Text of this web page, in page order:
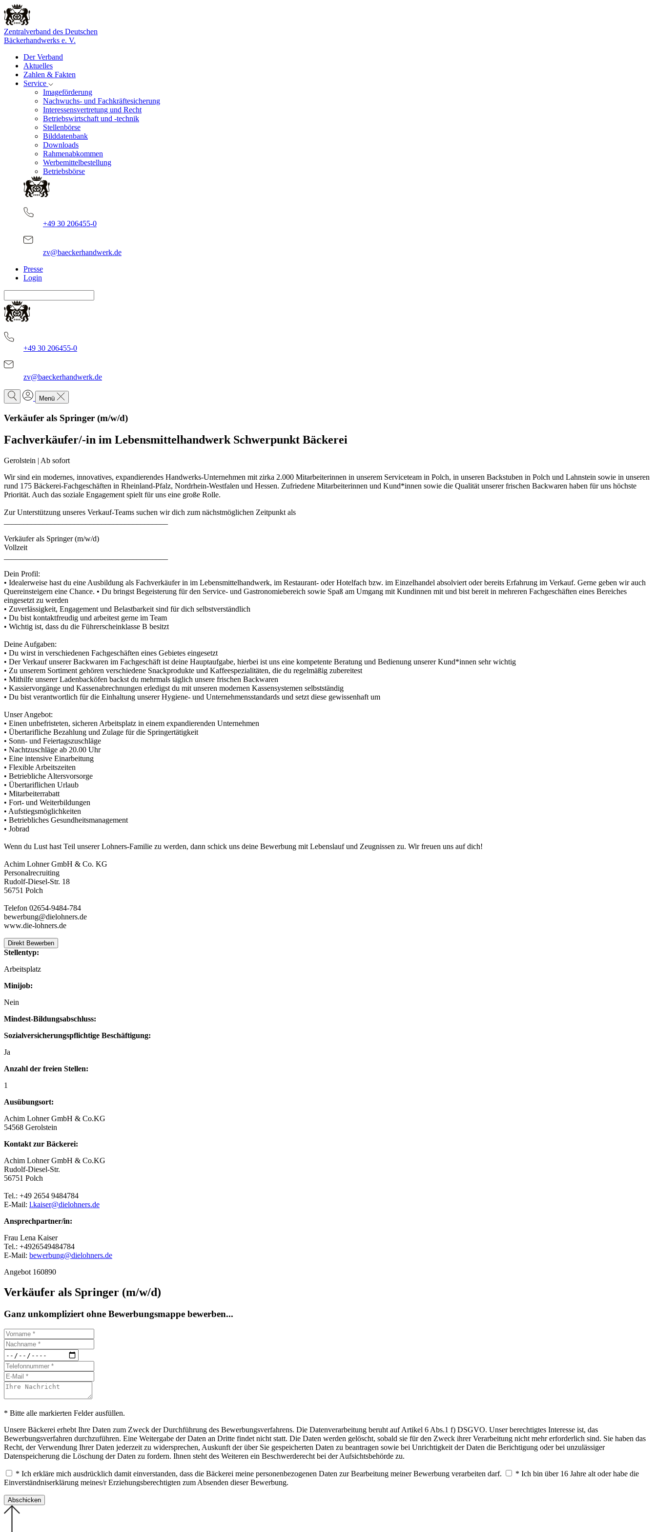
Zentralverband des Deutschen
Bäckerhandwerks e. V.
Der Verband
Aktuelles
Zahlen & Fakten
Service
Imageförderung
Nachwuchs- und Fachkräftesicherung
Interessensvertretung und Recht
Betriebswirtschaft und -technik
Stellenbörse
Bilddatenbank
Downloads
Rahmenabkommen
Werbemittelbestellung
Betriebsbörse
+49 30 206455-0
zv@baeckerhandwerk.de
Presse
Login
+49 30 206455-0
zv@baeckerhandwerk.de
Menü
Verkäufer als Springer (m/w/d)
Fachverkäufer/-in im Lebensmittelhandwerk Schwerpunkt Bäckerei
Gerolstein | Ab sofort
Wir sind ein modernes, innovatives, expandierendes Handwerks-Unternehmen mit zirka 2.000 Mitarbeiterinnen in unserem Serviceteam in Polch, in unseren Backstuben in Polch und Lahnstein sowie in unseren
rund 175 Bäckerei-Fachgeschäften in Rheinland-Pfalz, Nordrhein-Westfalen und Hessen. Zufriedene Mitarbeiterinnen und Kund*innen sowie die Qualität unserer frischen Backwaren haben für uns höchste
Priorität. Auch das soziale Engagement spielt für uns eine große Rolle.
Zur Unterstützung unseres Verkauf-Teams suchen wir dich zum nächstmöglichen Zeitpunkt als
Verkäufer als Springer (m/w/d)
Vollzeit
Dein Profil:
• Idealerweise hast du eine Ausbildung als Fachverkäufer in im Lebensmittelhandwerk, im Restaurant- oder Hotelfach bzw. im Einzelhandel absolviert oder bereits Erfahrung im Verkauf. Gerne geben wir auch
Quereinsteigern eine Chance. • Du bringst Begeisterung für den Service- und Gastronomiebereich sowie Spaß am Umgang mit Kundinnen mit und bist bereit in mehreren Fachgeschäften eines Bereiches
eingesetzt zu werden
• Zuverlässigkeit, Engagement und Belastbarkeit sind für dich selbstverständlich
• Du bist kontaktfreudig und arbeitest gerne im Team
• Wichtig ist, dass du die Führerscheinklasse B besitzt
Deine Aufgaben:
• Du wirst in verschiedenen Fachgeschäften eines Gebietes eingesetzt
• Der Verkauf unserer Backwaren im Fachgeschäft ist deine Hauptaufgabe, hierbei ist uns eine kompetente Beratung und Bedienung unserer Kund*innen sehr wichtig
• Zu unserem Sortiment gehören verschiedene Snackprodukte und Kaffeespezialitäten, die du regelmäßig zubereitest
• Mithilfe unserer Ladenbacköfen backst du mehrmals täglich unsere frischen Backwaren
• Kassiervorgänge und Kassenabrechnungen erledigst du mit unseren modernen Kassensystemen selbstständig
• Du bist verantwortlich für die Einhaltung unserer Hygiene- und Unternehmensstandards und setzt diese gewissenhaft um
Unser Angebot:
• Einen unbefristeten, sicheren Arbeitsplatz in einem expandierenden Unternehmen
• Übertarifliche Bezahlung und Zulage für die Springertätigkeit
• Sonn- und Feiertagszuschläge
• Nachtzuschläge ab 20.00 Uhr
• Eine intensive Einarbeitung
• Flexible Arbeitszeiten
• Betriebliche Altersvorsorge
• Übertariflichen Urlaub
• Mitarbeiterrabatt
• Fort- und Weiterbildungen
• Aufstiegsmöglichkeiten
• Betriebliches Gesundheitsmanagement
• Jobrad
Wenn du Lust hast Teil unserer Lohners-Familie zu werden, dann schick uns deine Bewerbung mit Lebenslauf und Zeugnissen zu. Wir freuen uns auf dich!
Achim Lohner GmbH & Co. KG
Personalrecruiting
Rudolf-Diesel-Str. 18
56751 Polch
Telefon 02654-9484-784
bewerbung@dielohners.de
www.die-lohners.de
Direkt Bewerben
Stellentyp:
Arbeitsplatz
Minijob:
Nein
Mindest-Bildungsabschluss:
Sozialversicherungspflichtige Beschäftigung:
Ja
Anzahl der freien Stellen:
1
Ausübungsort:
Achim Lohner GmbH & Co.KG
54568 Gerolstein
Kontakt zur Bäckerei:
Achim Lohner GmbH & Co.KG
Rudolf-Diesel-Str.
56751 Polch
Tel.: +49 2654 9484784
E-Mail: l.kaiser@dielohners.de
Ansprechpartner/in:
Frau Lena Kaiser
Tel.: +4926549484784
E-Mail: bewerbung@dielohners.de
Angebot 160890
Verkäufer als Springer (m/w/d)
Ganz unkompliziert ohne Bewerbungsmappe bewerben...
* Bitte alle markierten Felder ausfüllen.
Unsere Bäckerei erhebt Ihre Daten zum Zweck der Durchführung des Bewerbungsverfahrens. Die Datenverarbeitung beruht auf Artikel 6 Abs.1 f) DSGVO. Unser berechtigtes Interesse ist, das
Bewerbungsverfahren durchzuführen. Eine Weitergabe der Daten an Dritte findet nicht statt. Die Daten werden gelöscht, sobald sie für den Zweck ihrer Verarbeitung nicht mehr erforderlich sind. Sie haben das
Recht, der Verwendung Ihrer Daten jederzeit zu widersprechen, Auskunft der über Sie gespeicherten Daten zu beantragen sowie bei Unrichtigkeit der Daten die Berichtigung oder bei unzulässiger
Datenspeicherung die Löschung der Daten zu fordern. Ihnen steht des Weiteren ein Beschwerderecht bei der Aufsichtsbehörde zu.
* Ich erkläre mich ausdrücklich damit einverstanden, dass die Bäckerei meine personenbezogenen Daten zur Bearbeitung meiner Bewerbung verarbeiten darf.
* Ich bin über 16 Jahre alt oder habe die
Einverständniserklärung meines/r Erziehungsberechtigten zum Absenden dieser Bewerbung.